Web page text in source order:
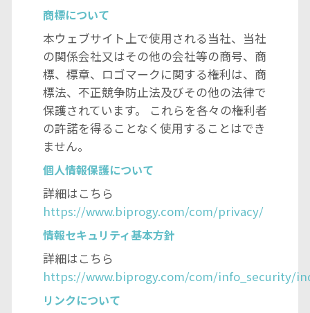
商標について
本ウェブサイト上で使用される当社、当社
の関係会社又はその他の会社等の商号、商
標、標章、ロゴマークに関する権利は、商
標法、不正競争防止法及びその他の法律で
保護されています。 これらを各々の権利者
の許諾を得ることなく使用することはでき
ません。
個人情報保護について
詳細はこちら
https://www.biprogy.com/com/privacy/
情報セキュリティ基本方針
詳細はこちら
https://www.biprogy.com/com/info_security/
リンクについて